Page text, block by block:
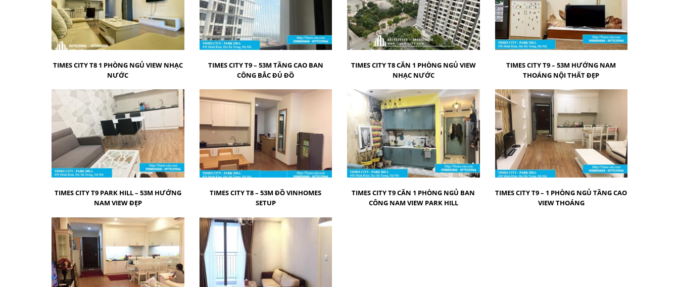
TIMES CITY T8 1 PHÒNG NGỦ VIEW NHẠC
NƯỚC
TIMES CITY T9 – 53M TẦNG CAO BAN
CÔNG BẮC ĐỦ ĐỒ
TIMES CITY T8 CĂN 1 PHÒNG NGỦ VIEW
NHẠC NƯỚC
TIMES CITY T9 – 53M HƯỚNG NAM
THOÁNG NỘI THẤT ĐẸP
TIMES CITY T9 PARK HILL – 53M HƯỚNG
NAM VIEW ĐẸP
TIMES CITY T8 – 53M ĐỒ VINHOMES
SETUP
TIMES CITY T9 CĂN 1 PHÒNG NGỦ BAN
CÔNG NAM VIEW PARK HILL
TIMES CITY T9 – 1 PHÒNG NGỦ TẦNG CAO
VIEW THOÁNG